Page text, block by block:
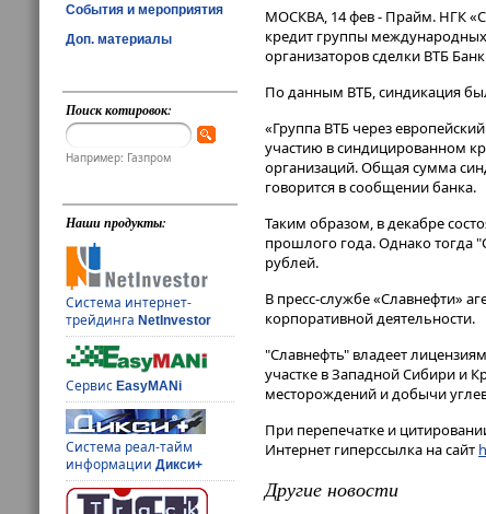
События и мероприятия
Доп. материалы
Поиск котировок:
Например: Газпром
Наши продукты:
Система интернет-
трейдингаNetInvestor
СервисEasyMANi
Система реал-тайм
информацииДикси+
МОСКВА, 14 фев - Прайм. НГК
кредит группы
организаторов сделки ВТБ
По данным ВТБ, синдикация
«Группа ВТБ через
участию в синдицированном
организаций. Общая сумма
говорится в сообщении банка.
Таким образом, в декабре
прошлого года. Однако тогда
рублей.
В пресс-службе «Славнефти»
корпоративной деятельности.
"Славнефть" владеет
участке в Западной Сибири и
месторождений и добычи
При перепечатке и
Интернет гиперссылка на сайт
Другие новости